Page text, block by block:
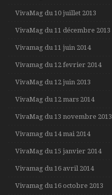
VivaMag du 10 juillet 2013
VivaMag du 11 décembre 2013
Vivamag du 11 juin 2014
Vivamag du 12 fevrier 2014
VivaMag du 12 juin 2013
VivaMag du 12 mars 2014
VivaMag du 13 novembre 2013
Vivamag du 14 mai 2014
VivaMag du 15 janvier 2014
Vivamag du 16 avril 2014
Vivamag du 16 octobre 2013